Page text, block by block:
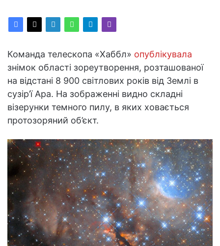
Команда телескопа «Хаббл» опублікувала
знімок області зореутворення, розташованої
на відстані 8 900 світлових років від Землі в
сузір’ї Ара. На зображенні видно складні
візерунки темного пилу, в яких ховається
протозоряний об’єкт.